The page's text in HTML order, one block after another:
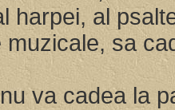
harpei, al
muzicale, sa
va cadea la